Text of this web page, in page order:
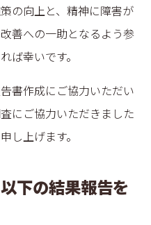
の向上と、精神に障害が
善への一助となるよう参
ば幸いです。
書作成にご協力いただい
にご協力いただきました
し上げます。
下の結果報告を